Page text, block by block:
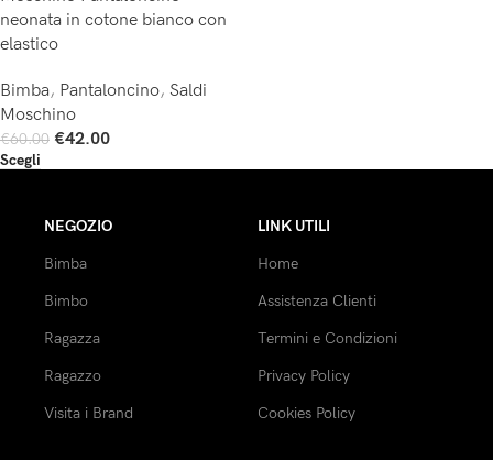
neonata in cotone bianco con
elastico
Bimba, Pantaloncino, Saldi
Moschino
€60.00 €42.00
Scegli
NEGOZIO
Bimba
Bimbo
Ragazza
Ragazzo
Visita i Brand
LINK UTILI
Home
Assistenza Clienti
Termini e Condizioni
Privacy Policy
Cookies Policy